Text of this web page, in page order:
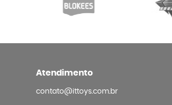
Atendimento
contato@ittoys.com.br